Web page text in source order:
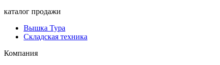
каталог продажи
Вышка Тура
Складская техника
Компания